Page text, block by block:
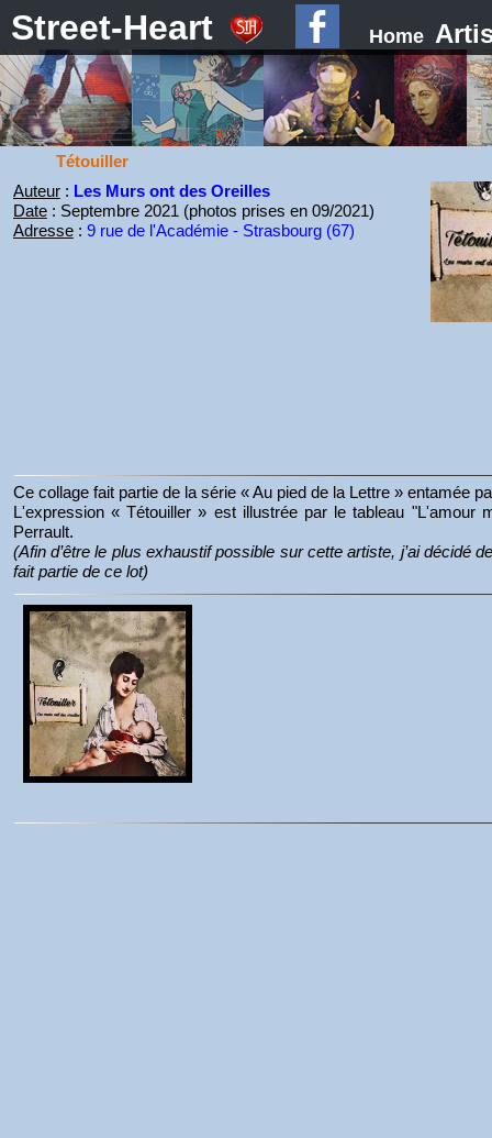
Street-Heart Home
Tétouiller
Auteur: Les Murs ont des Oreilles
Date: Septembre 2021 (photos prises en 09/2021)
Adresse: 9 rue de l'Académie - Strasbourg (67)
Ce collage fait partie de la série « Au pied de la Lettre » entamée
L'expression « Tétouiller » est illustrée par le tableau "L'amour
Perrault.
(Afin d’être le plus exhaustif possible sur cette artiste, j’ai
fait partie de ce lot)